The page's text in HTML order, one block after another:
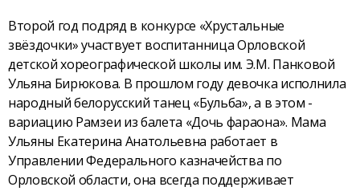
Второй год подряд в конкурсе «Хрустальные
звёздочки» участвует воспитанница Орловской
детской хореографической школы им. Э.М. Панковой
Ульяна Бирюкова. В прошлом году девочка исполнила
народный белорусский танец «Бульба», а в этом -
вариацию Рамзеи из балета «Дочь фараона». Мама
Ульяны Екатерина Анатольевна работает в
Управлении Федерального казначейства по
Орловской области, она всегда поддерживает